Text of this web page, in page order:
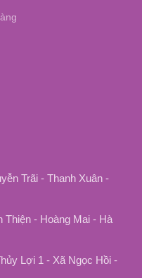
Trãi - Thanh Xuân -
Thiện - Hoàng Mai - Hà
Lợi 1 - Xã Ngọc Hồi -